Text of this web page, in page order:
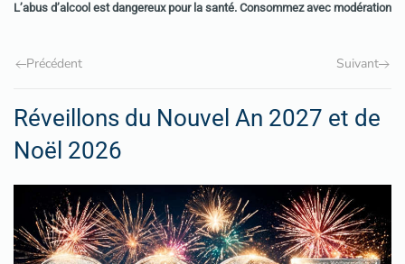
L’abus d’alcool est dangereux pour la santé. Consommez avec modération
Précédent Suivant
Réveillons du Nouvel An 2027 et de
Noël 2026